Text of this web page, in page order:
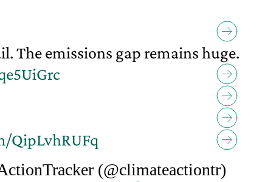
The emissions gap remains huge.
QipLvhRUFq
(@climateactiontr)